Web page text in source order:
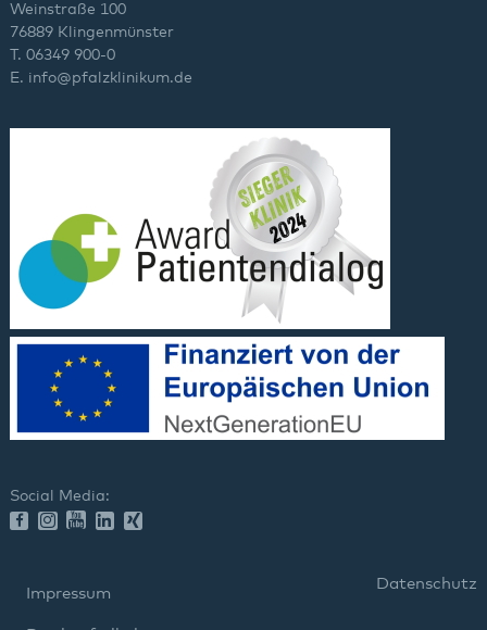
Weinstraße 100
76889 Klingenmünster
T. 06349 900-0
E. info@pfalzklinikum.de
Social Media:
Impressum
Datenschutz